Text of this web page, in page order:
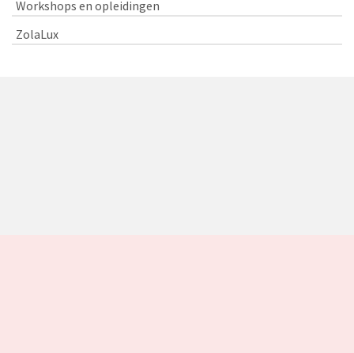
Workshops en opleidingen
ZolaLux